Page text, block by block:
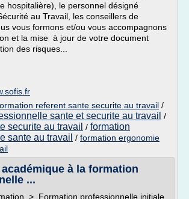
hospitalière), le personnel désigné
au Travail, les conseillers de
vous formons et/ou vous accompagnons
et la mise à jour de votre document
des risques...
referent sante securite au travail /
sante et securite au travail /
securite au travail / formation
sante au travail / formation ergonomie
à la formation
...
> Formation professionnelle initiale